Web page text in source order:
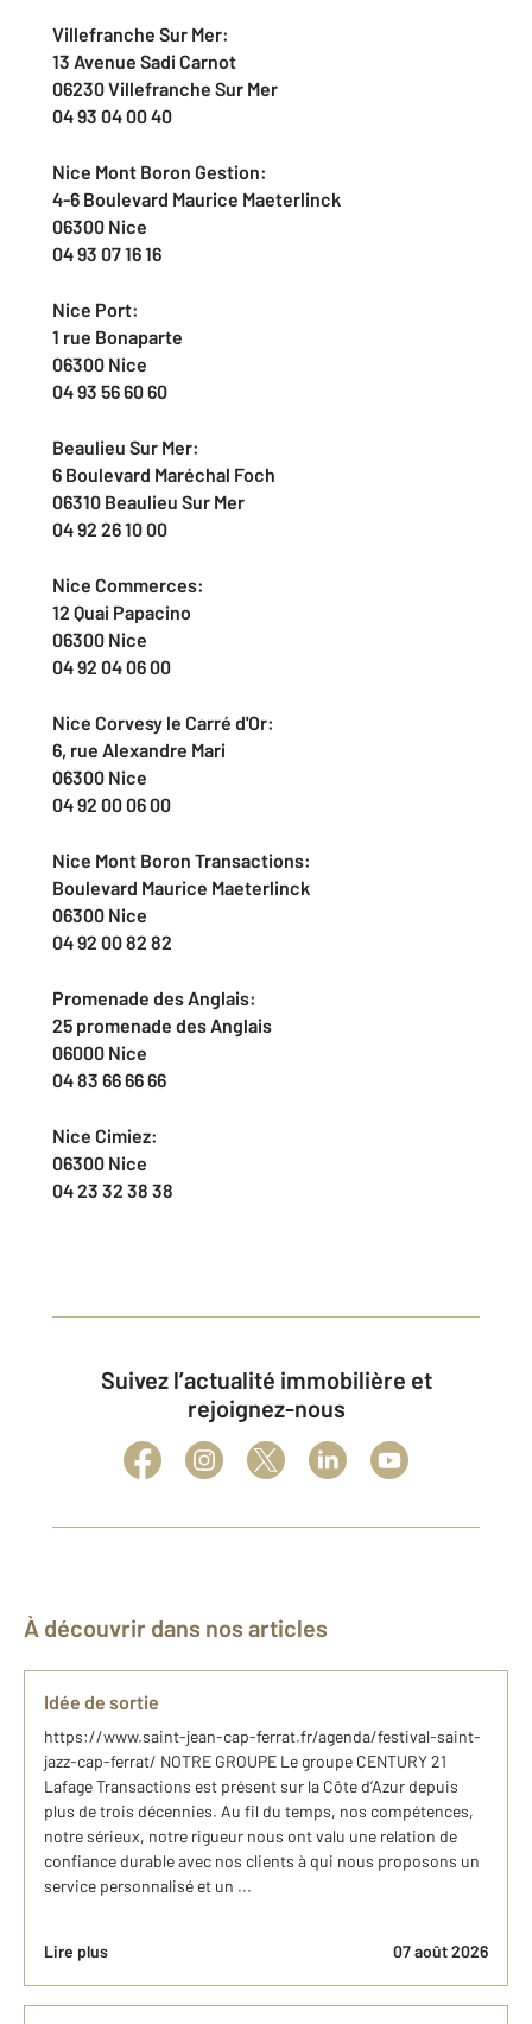
Villefranche Sur Mer:
13 Avenue Sadi Carnot
06230 Villefranche Sur Mer
04 93 04 00 40
Nice Mont Boron Gestion:
4-6 Boulevard Maurice Maeterlinck
06300 Nice
04 93 07 16 16
Nice Port:
1 rue Bonaparte
06300 Nice
04 93 56 60 60
Beaulieu Sur Mer:
6 Boulevard Maréchal Foch
06310 Beaulieu Sur Mer
04 92 26 10 00
Nice Commerces:
12 Quai Papacino
06300 Nice
04 92 04 06 00
Nice Corvesy le Carré d'Or:
6, rue Alexandre Mari
06300 Nice
04 92 00 06 00
Nice Mont Boron Transactions:
Boulevard Maurice Maeterlinck
06300 Nice
04 92 00 82 82
Promenade des Anglais:
25 promenade des Anglais
06000 Nice
04 83 66 66 66
Nice Cimiez:
06300 Nice
04 23 32 38 38
Suivez l’actualité immobilière et
rejoignez-nous
À découvrir dans nos articles
Idée de sortie
https://www.saint-jean-cap-ferrat.fr/agenda/festival-saint-
jazz-cap-ferrat/ NOTRE GROUPE Le groupe CENTURY 21
Lafage Transactions est présent sur la Côte d’Azur depuis
plus de trois décennies. Au fil du temps, nos compétences,
notre sérieux, notre rigueur nous ont valu une relation de
confiance durable avec nos clients à qui nous proposons un
service personnalisé et un ...
Lire plus 07 août 2026